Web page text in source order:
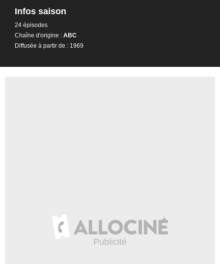
Infos saison
24 épisodes
Chaîne d'origine : ABC
Diffusée à partir de : 1969